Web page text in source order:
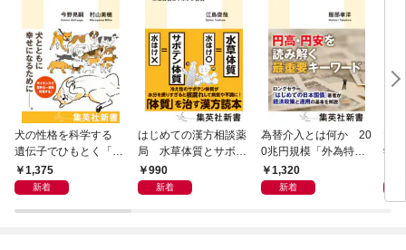
犬の性格を科学する
遺伝子でひもとく「最
良の友」の進化
1,375
新着
はじめての漢方相談薬
局 水草体質とサボテ
ン体質
990
新着
為替介入とは何か 20
0兆円規模「外為特
会」が生まれた謎
1,320
新着
学